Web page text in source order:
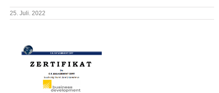
25. Juli. 2022